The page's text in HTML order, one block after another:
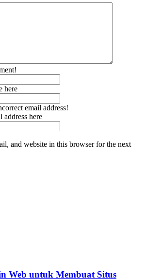
here
email address!
address here
and website in this browser for the next
Web untuk Membuat Situs